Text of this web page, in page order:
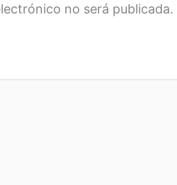
no será publicada.